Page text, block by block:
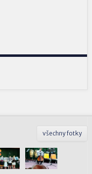
všechny fotky